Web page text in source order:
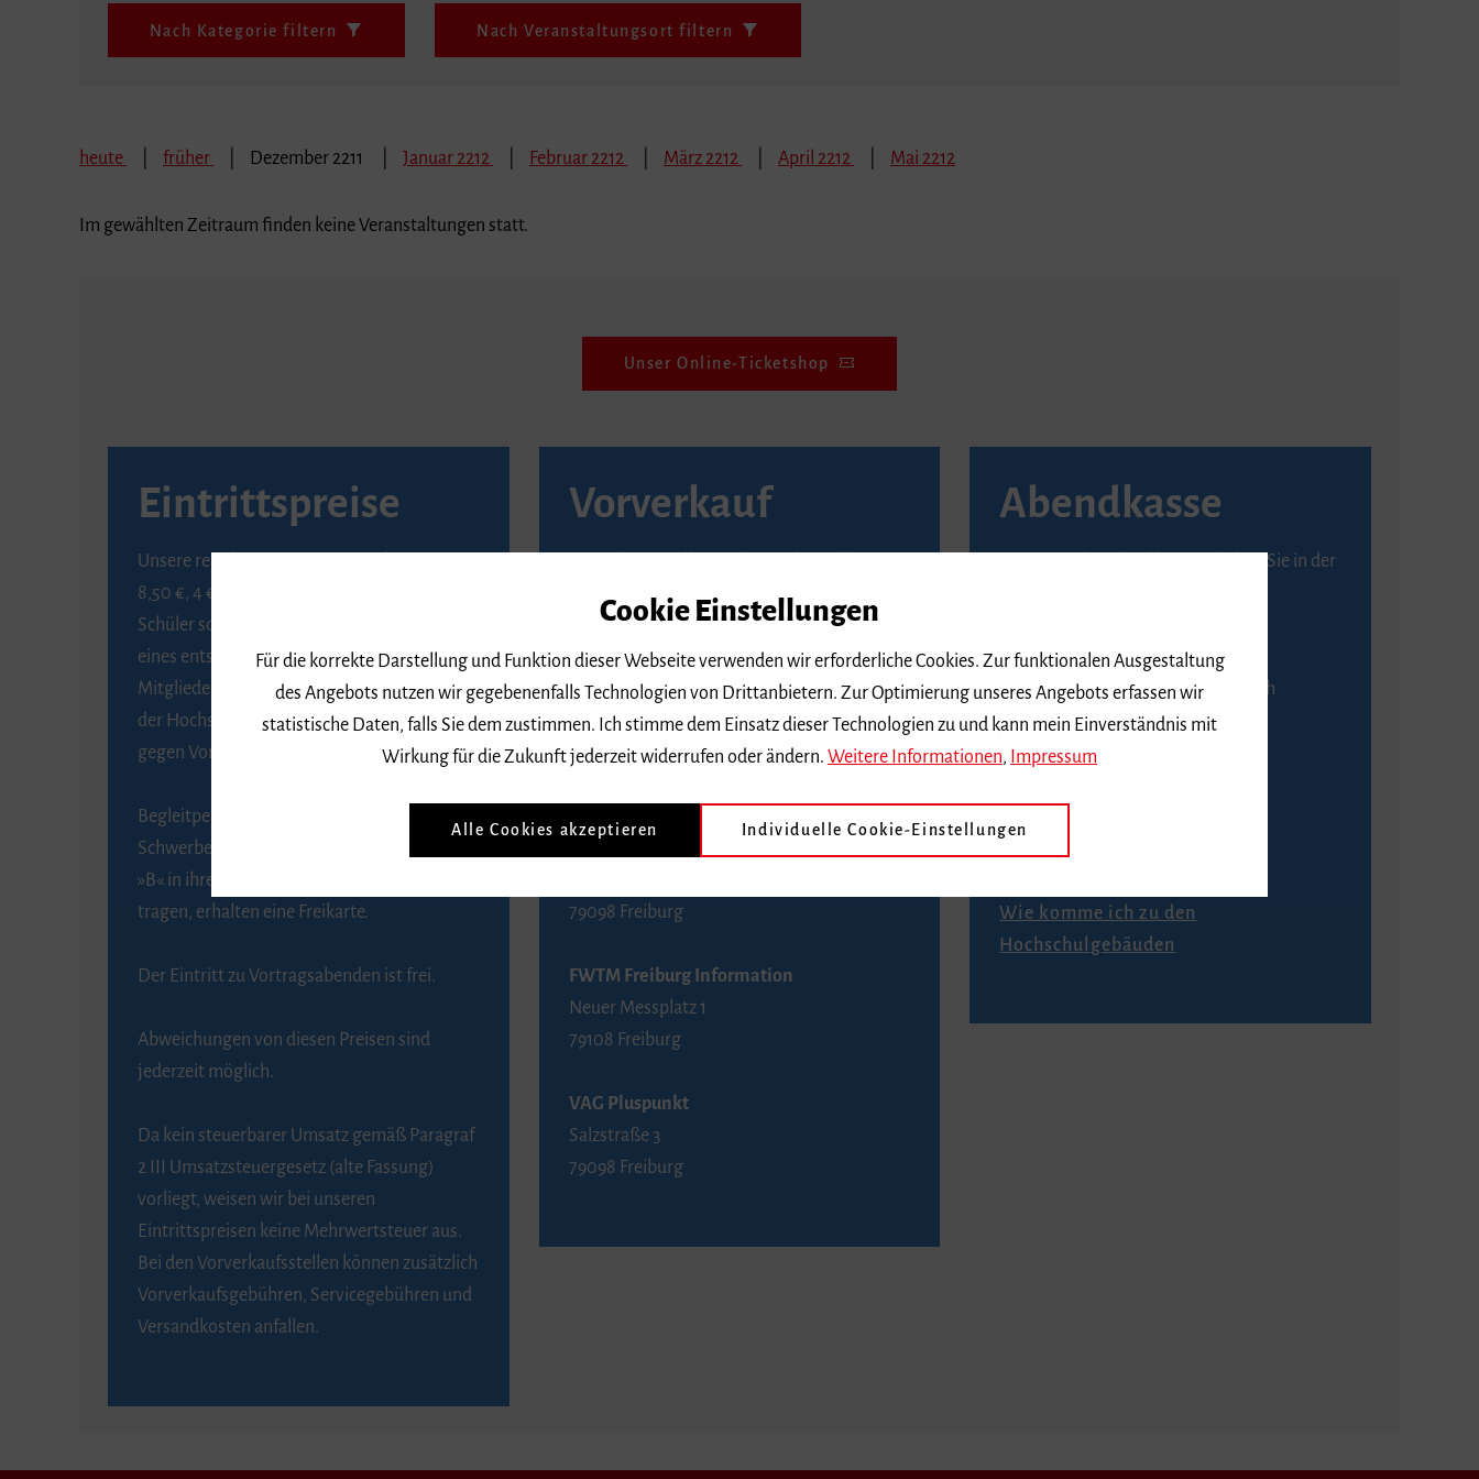
Nach Kategorie filtern Nach Veranstaltungsort filtern
heute früher Dezember 2211 Januar 2212 Februar 2212 März 2212 April 2212 Mai 2212
Im gewählten Zeitraum finden keine Veranstaltungen statt.
Unser Online-Ticketshop
Eintrittspreise
Unsere regulären Eintrittspreise betragen
8,50 €, 4 € ermäßigt für Schülerinnen und
Schüler sowie Studierende gegen Vorlage
eines entsprechenden Nachweises, 6 € für
Mitglieder der Gesellschaft zur Förderung
der Hochschule für Musik Freiburg e. V.
gegen Vorlage des Mitgliedsausweises.
Begleitpersonen von Menschen mit
Schwerbehinderung, die das Merkzeichen
»B« in ihrem Schwerbehindertenausweis
tragen, erhalten eine Freikarte.
Der Eintritt zu Vortragsabenden ist frei.
Abweichungen von diesen Preisen sind
jederzeit möglich.
Da kein steuerbarer Umsatz gemäß Paragraf
2 III Umsatzsteuergesetz (alte Fassung)
vorliegt, weisen wir bei unseren
Eintrittspreisen keine Mehrwertsteuer aus.
Bei den Vorverkaufsstellen können zusätzlich
Vorverkaufsgebühren, Servicegebühren und
Versandkosten anfallen.
Vorverkauf
Seite von Reservix.
BZ-Kartenservice Freiburg
Kaiser-Joseph-Straße 229
79098 Freiburg
Telefon 0761 4968888 (Reservierungen sind
79098 Freiburg
FWTM Freiburg Information
Neuer Messplatz 1
79108 Freiburg
VAG Pluspunkt
Salzstraße 3
79098 Freiburg
Abendkasse
Karten an der Abendkasse erhalten Sie in der
An der Abendkasse ist ausschließlich
Barzahlung möglich.
Anfahrt
Wie komme ich zu den
Hochschulgebäuden
Cookie Einstellungen
Für die korrekte Darstellung und Funktion dieser Webseite verwenden wir erforderliche Cookies. Zur funktionalen Ausgestaltung
des Angebots nutzen wir gegebenenfalls Technologien von Drittanbietern. Zur Optimierung unseres Angebots erfassen wir
statistische Daten, falls Sie dem zustimmen. Ich stimme dem Einsatz dieser Technologien zu und kann mein Einverständnis mit
Wirkung für die Zukunft jederzeit widerrufen oder ändern. Weitere Informationen, Impressum
Alle Cookies akzeptieren Individuelle Cookie-Einstellungen